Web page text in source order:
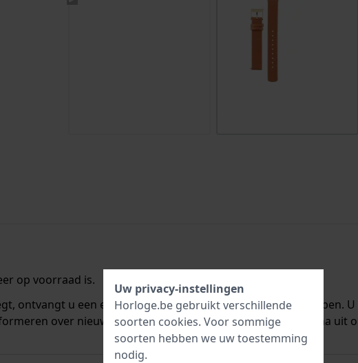
op voorraad is.
ontvangt u een e-mail zodra we het weer op voorraad hebben.
over nieuwe voorraad. Het wordt onmiddellijk daarna uit
Uw privacy-instellingen
Horloge.be gebruikt verschillende
soorten cookies. Voor sommige
soorten hebben we uw toestemming
nodig.